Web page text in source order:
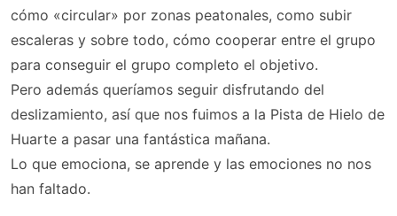
cómo «circular» por zonas peatonales, como subir
escaleras y sobre todo, cómo cooperar entre el grupo
para conseguir el grupo completo el objetivo.
Pero además queríamos seguir disfrutando del
deslizamiento, así que nos fuimos a la Pista de Hielo de
Huarte a pasar una fantástica mañana.
Lo que emociona, se aprende y las emociones no nos
han faltado.